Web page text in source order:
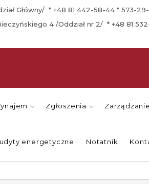
Główny/ * +48 81 442-58-44 * 573-
4 /Oddział nr 2/ * +48 81
Zgłoszenia
energetyczne Notatnik